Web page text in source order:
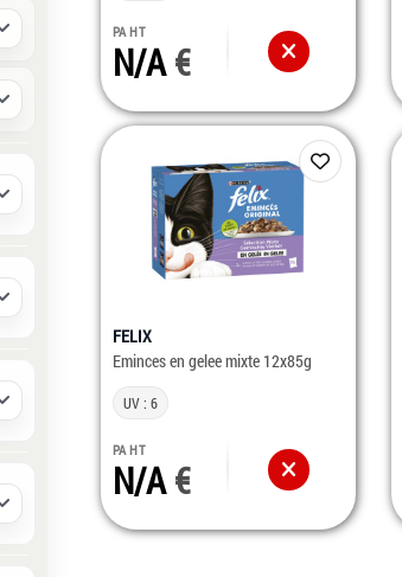
Déplier / Replier
Déplier / Replier
Déplier / Replier
Déplier / Replier
Déplier / Replier
Déplier / Replier
PA HT
N/A
FELIX
Eminces en gelee mixte 12x85g
UV : 6
PA HT
N/A